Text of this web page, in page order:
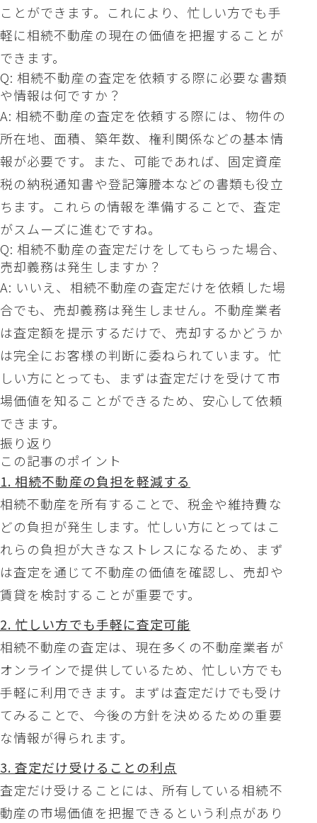
ことができます。これにより、忙しい方でも手
軽に相続不動産の現在の価値を把握することが
できます。
Q: 相続不動産の査定を依頼する際に必要な書類
や情報は何ですか？
A: 相続不動産の査定を依頼する際には、物件の
所在地、面積、築年数、権利関係などの基本情
報が必要です。また、可能であれば、固定資産
税の納税通知書や登記簿謄本などの書類も役立
ちます。これらの情報を準備することで、査定
がスムーズに進むですね。
Q: 相続不動産の査定だけをしてもらった場合、
売却義務は発生しますか？
A: いいえ、相続不動産の査定だけを依頼した場
合でも、売却義務は発生しません。不動産業者
は査定額を提示するだけで、売却するかどうか
は完全にお客様の判断に委ねられています。忙
しい方にとっても、まずは査定だけを受けて市
場価値を知ることができるため、安心して依頼
できます。
振り返り
この記事のポイント
1. 相続不動産の負担を軽減する
相続不動産を所有することで、税金や維持費な
どの負担が発生します。忙しい方にとってはこ
れらの負担が大きなストレスになるため、まず
は査定を通じて不動産の価値を確認し、売却や
賃貸を検討することが重要です。
2. 忙しい方でも手軽に査定可能
相続不動産の査定は、現在多くの不動産業者が
オンラインで提供しているため、忙しい方でも
手軽に利用できます。まずは査定だけでも受け
てみることで、今後の方針を決めるための重要
な情報が得られます。
3. 査定だけ受けることの利点
査定だけ受けることには、所有している相続不
動産の市場価値を把握できるという利点があり